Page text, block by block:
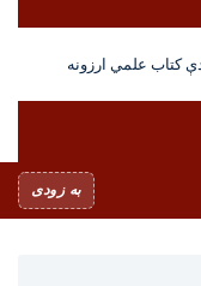
کتاب علمي ارزونه
به زودی